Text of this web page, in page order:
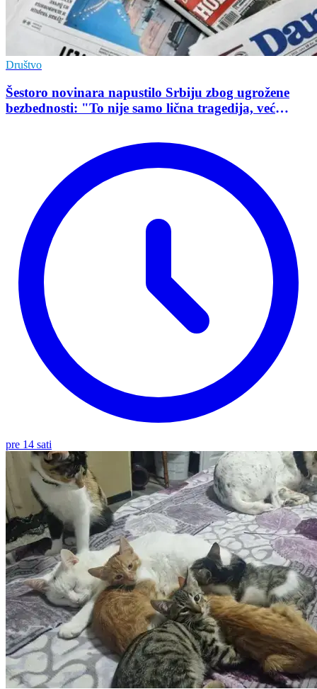
Društvo
Šestoro novinara napustilo Srbiju zbog ugrožene
bezbednosti: "To nije samo lična tragedija, već
pre 14 sati